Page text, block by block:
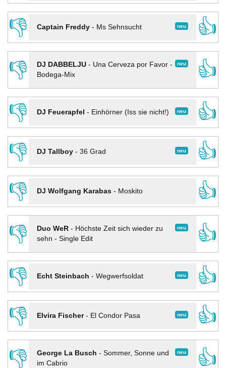
👎
neu
Captain Freddy- Ms Sehnsucht
👍
👎
neu
DJ DABBELJU- Una Cerveza por Favor -
Bodega-Mix
👍
👎
neu
DJ Feuerapfel - Einhörner (Iss sie nicht!)
👍
👎
neu
DJ Tallboy- 36 Grad
👍
👎
DJ Wolfgang Karabas- Moskito
👍
👎
neu
Duo WeR- Höchste Zeit sich wieder zu
sehn - Single Edit
👍
👎
neu
Echt Steinbach - Wegwerfsoldat
👍
👎
neu
Elvira Fischer- El Condor Pasa
👍
👎
neu
George La Busch - Sommer, Sonne und
im Cabrio
👍